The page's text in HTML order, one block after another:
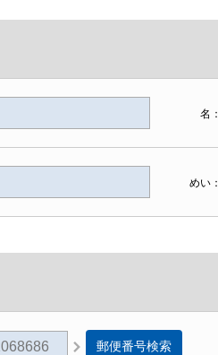
名：
めい：
郵便番号検索